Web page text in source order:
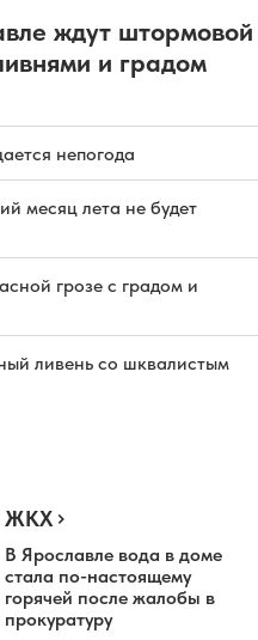
ждут штормовой
и градом
непогода
месяц лета не будет
грозе с градом и
ливень со шквалистым
ЖКХ
В Ярославле вода в доме
стала по-настоящему
горячей после жалобы в
прокуратуру